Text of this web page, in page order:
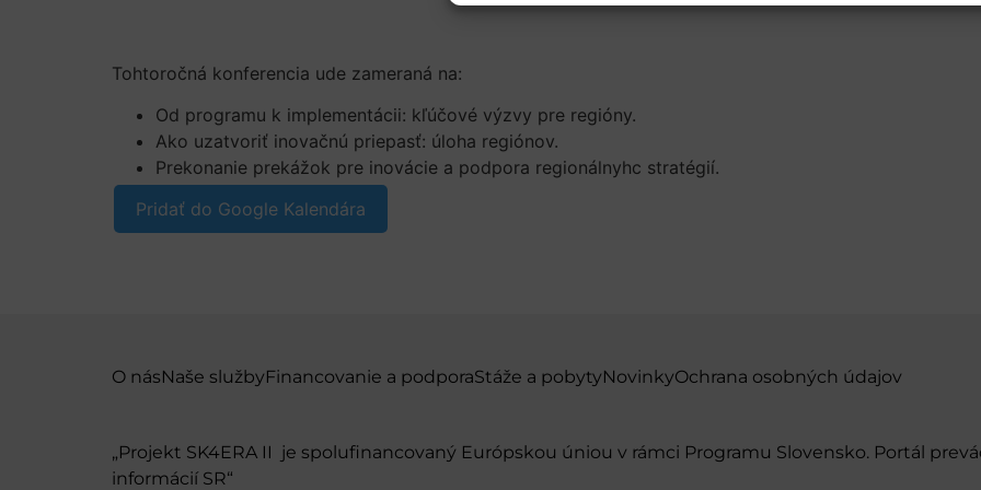
Tohtoročná konferencia ude zameraná na:
Od programu k implementácii: kľúčové výzvy pre regióny.
Ako uzatvoriť inovačnú priepasť: úloha regiónov.
Prekonanie prekážok pre inovácie a podpora regionálnyhc stratégií.
Pridať do Google Kalendára
O násNaše službyFinancovanie a podporaStáže a pobytyNovinkyOchrana osobných údajov
„Projekt SK4ERA II je spolufinancovaný Európskou úniou v rámci Programu Slovensko. Portál
informácií SR“